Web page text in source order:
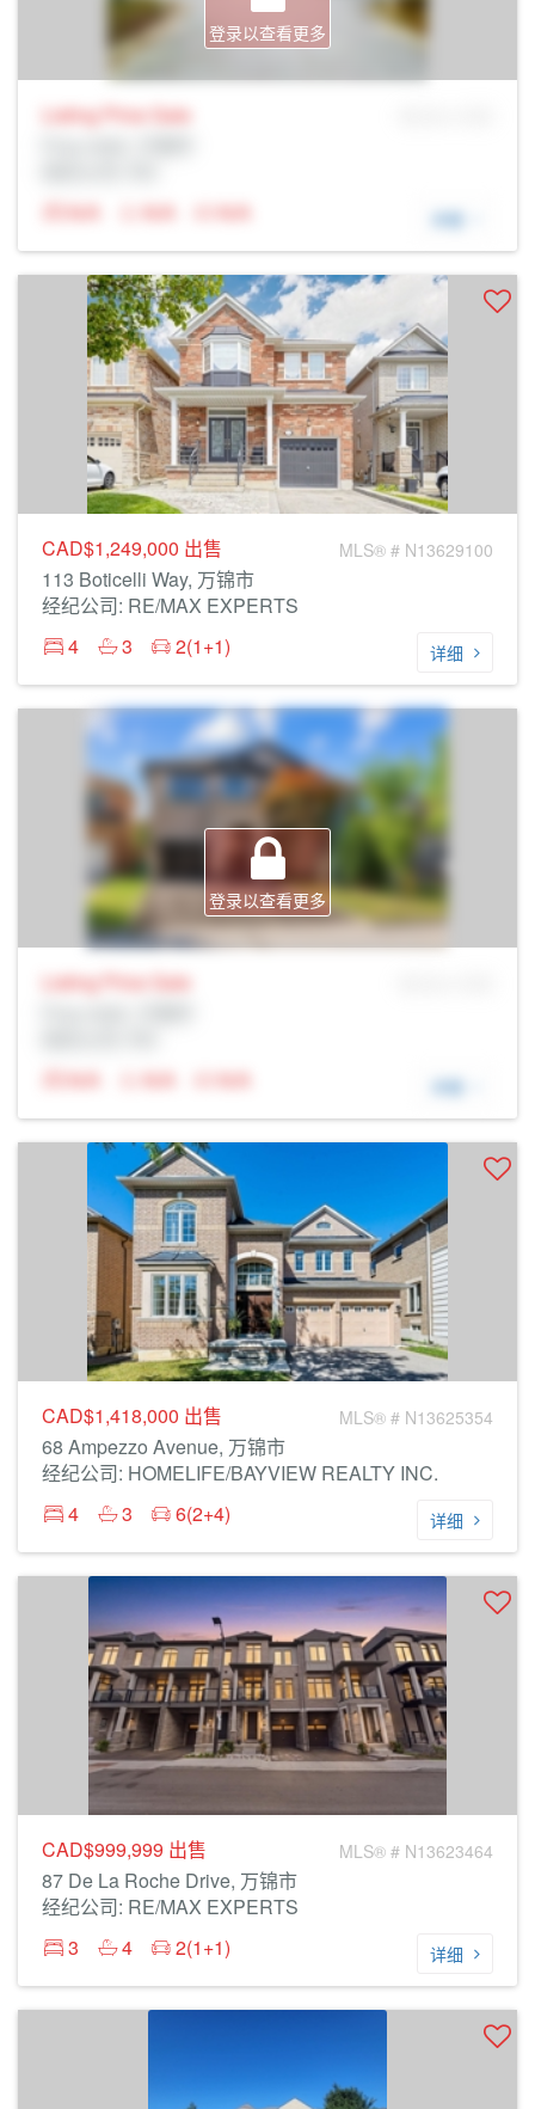
登录以查看更多
Listing Price Sale
N/A
N/A N/A 详细
CAD$1,249,000 出售 MLS® # N13629100
113 Boticelli Way, 万锦市
经纪公司: RE/MAX EXPERTS
4
3 2(1+1) 详细
登录以查看更多
Listing Price Sale
N/A
N/A N/A 详细
CAD$1,418,000 出售 MLS® # N13625354
68 Ampezzo Avenue, 万锦市
经纪公司: HOMELIFE/BAYVIEW REALTY INC.
4
3 6(2+4) 详细
CAD$999,999 出售 MLS® # N13623464
87 De La Roche Drive, 万锦市
经纪公司: RE/MAX EXPERTS
3
4 2(1+1) 详细